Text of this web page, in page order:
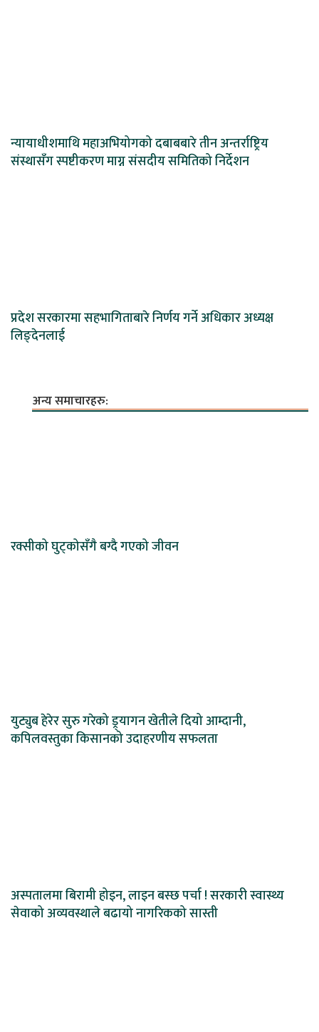
न्यायाधीशमाथि महाअभियोगको दबाबबारे तीन अन्तर्राष्ट्रिय
संस्थासँग स्पष्टीकरण माग्न संसदीय समितिको निर्देशन
प्रदेश सरकारमा सहभागिताबारे निर्णय गर्ने अधिकार अध्यक्ष
लिङ्देनलाई
अन्य समाचारहरु:
रक्सीको घुट्कोसँगै बग्दै गएको जीवन
युट्युब हेरेर सुरु गरेको ड्र्यागन खेतीले दियो आम्दानी,
कपिलवस्तुका किसानको उदाहरणीय सफलता
अस्पतालमा बिरामी होइन, लाइन बस्छ पर्चा ! सरकारी स्वास्थ्य
सेवाको अव्यवस्थाले बढायो नागरिकको सास्ती